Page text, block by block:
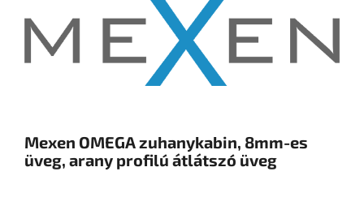
Mexen OMEGA zuhanykabin, 8mm-es
üveg, arany profilú átlátszó üveg